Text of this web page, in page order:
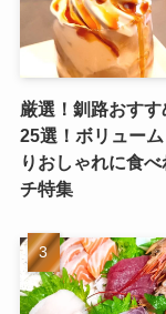
厳選！釧路おす
25選！ボリューム
りおしゃれに食
チ特集